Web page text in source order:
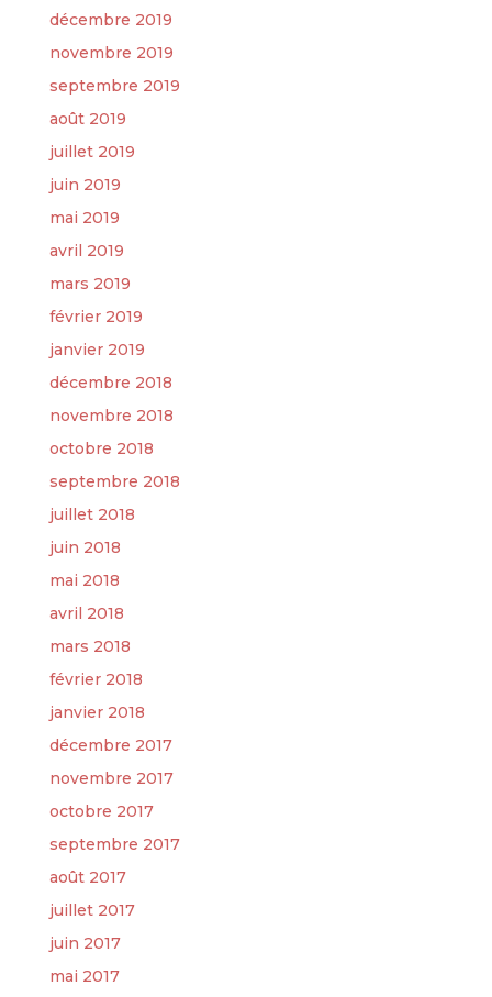
décembre 2019
novembre 2019
septembre 2019
août 2019
juillet 2019
juin 2019
mai 2019
avril 2019
mars 2019
février 2019
janvier 2019
décembre 2018
novembre 2018
octobre 2018
septembre 2018
juillet 2018
juin 2018
mai 2018
avril 2018
mars 2018
février 2018
janvier 2018
décembre 2017
novembre 2017
octobre 2017
septembre 2017
août 2017
juillet 2017
juin 2017
mai 2017